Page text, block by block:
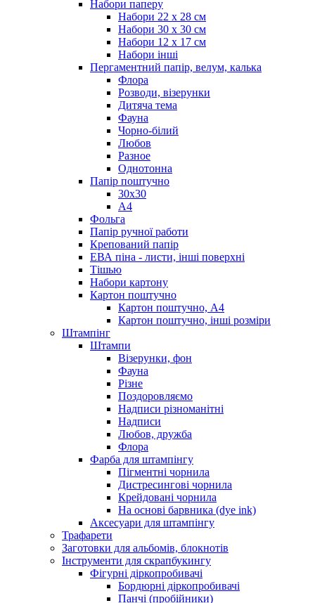
Набори паперу
Набори 22 х 28 см
Набори 30 х 30 см
Набори 12 х 17 см
Набори інші
Пергаментний папір, велум, калька
Флора
Розводи, візерунки
Дитяча тема
Фауна
Чорно-білий
Любов
Разное
Однотонна
Папір поштучно
30х30
А4
Фольга
Папір ручної работи
Крепований папір
ЕВА піна - листи, інші поверхні
Тішью
Набори картону
Картон поштучно
Картон поштучно, А4
Картон поштучно, інші розміри
Штампінг
Штампи
Візерунки, фон
Фауна
Різне
Поздоровляємо
Надписи різноманітні
Надписи
Любов, дружба
Флора
Фарба для штампінгу
Пігментні чорнила
Дистресингові чорнила
Крейдовані чорнила
На основі барвника (dye ink)
Аксесуари для штампінгу
Трафарети
Заготовки для альбомів, блокнотів
Інструменти для скрапбукингу
Фігурні діркопробивачі
Бордюрні діркопробивачі
Панчі (пробійники)